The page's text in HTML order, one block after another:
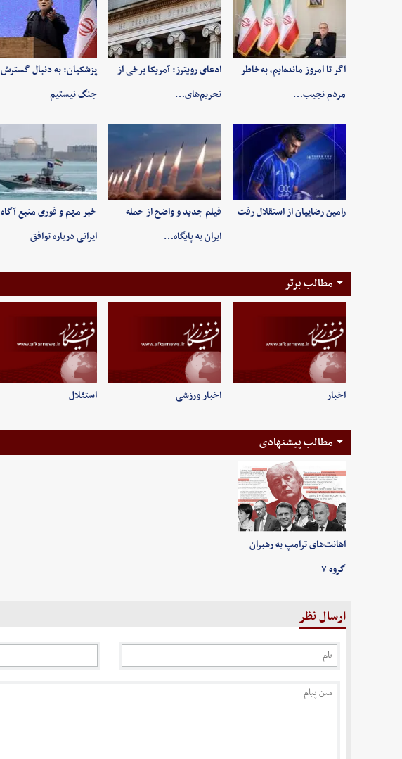
اگر تا امروز مانده‌ایم، به‌خاطر
مردم نجیب…
ادعای رویترز: آمریکا برخی از
تحریم‌های…
پزشکیان: به‌ دنبال گسترش
جنگ نیستیم
رامین رضاییان از استقلال رفت
فیلم جدید و واضح از حمله
ایران به پایگاه…
خبر مهم و فوری منبع آگاه
ایرانی درباره توافق
مطالب برتر
اخبار اخبار ورزشی استقلال
مطالب پیشنهادی
اهانت‌های ترامپ به رهبران
گروه ۷
ارسال نظر